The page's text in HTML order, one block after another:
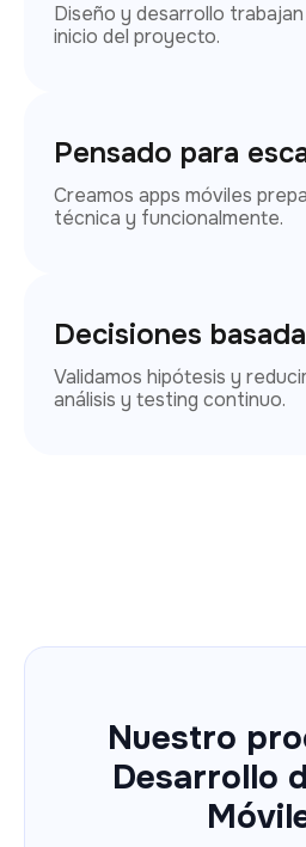
Diseño y desarrollo
inicio del proyecto.
Pensado para
Creamos apps móviles
técnica y funcionalmente.
Decisiones
Validamos hipótesis y
análisis y testing continuo.
Nuestro
Desarrollo